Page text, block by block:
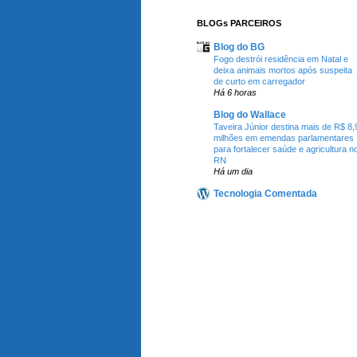
BLOGs PARCEIROS
Blog do BG
Fogo destrói residência em Natal e
deixa animais mortos após suspeita
de curto em carregador
Há 6 horas
Blog do Wallace
Taveira Júnior destina mais de R$
milhões em emendas parlamentares
para fortalecer saúde e agricultura
RN
Há um dia
Tecnologia Comentada